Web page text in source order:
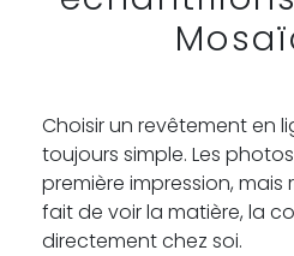
Choisir un revêtement en
toujours simple. Les
première impression, mais
fait de voir la matière, la
directement chez soi.